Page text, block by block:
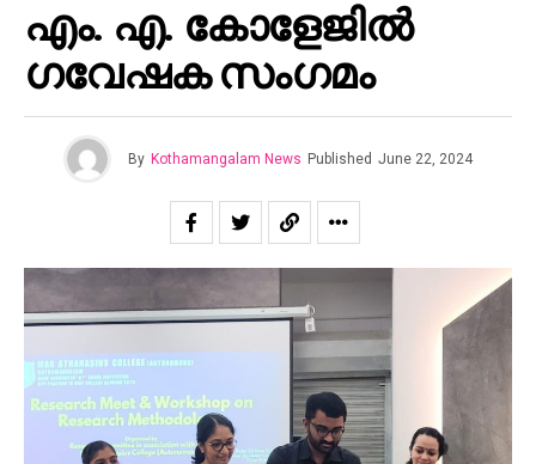
എം. എ. കോളേജിൽ
ഗവേഷക സംഗമം
By Kothamangalam News Published June 22, 2024